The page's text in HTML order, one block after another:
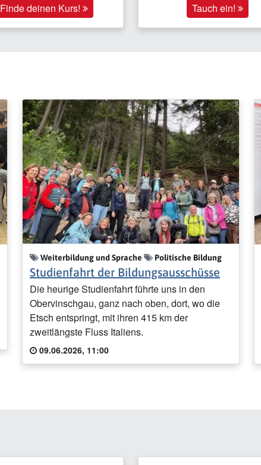
Finde deinen Kurs!
Tauch ein!
Weiterbildung und Sprache Politische Bildung
Studienfahrt der Bildungsausschüsse
Die heurige Studienfahrt führte uns in den
Obervinschgau, ganz nach oben, dort, wo die
Etsch entspringt, mit ihren 415 km der
zweitlängste Fluss Italiens.
09.06.2026, 11:00